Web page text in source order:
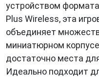
Будущее
С развитием
способов ввода
клавиатуртакже
Голосовые команды,
устройством
Plus Wireless, эта
объединяет
миниатюрном
достаточно места
Идеально подходит